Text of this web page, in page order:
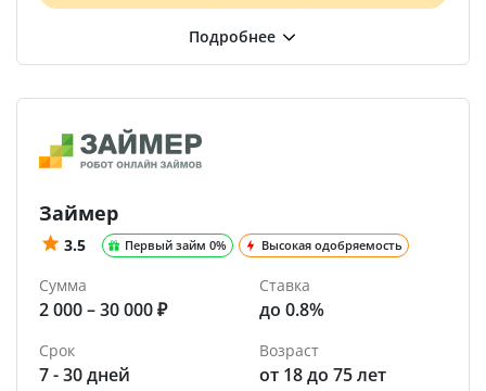
Займер
3.5 Первый займ 0% Высокая одобряемость
Сумма
2 000 – 30 000 ₽
Ставка
до 0.8%
Срок
7 - 30 дней
Возраст
от 18 до 75 лет